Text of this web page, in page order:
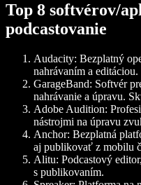
Top 8 softvérov/
podcastovanie
Audacity: Bezplatný
nahrávaním a editáciou.
GarageBand: Softvér
nahrávanie a úpravu.
Adobe Audition:
nástrojmi na úpravu
Anchor: Bezplatná
aj publikovať z mobilu
Alitu: Podcastový
s publikovaním.